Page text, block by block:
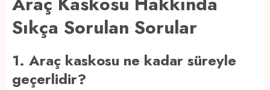
Sıkça Sorulan Sorular
1. Araç kaskosu ne kadar süreyle
geçerlidir?